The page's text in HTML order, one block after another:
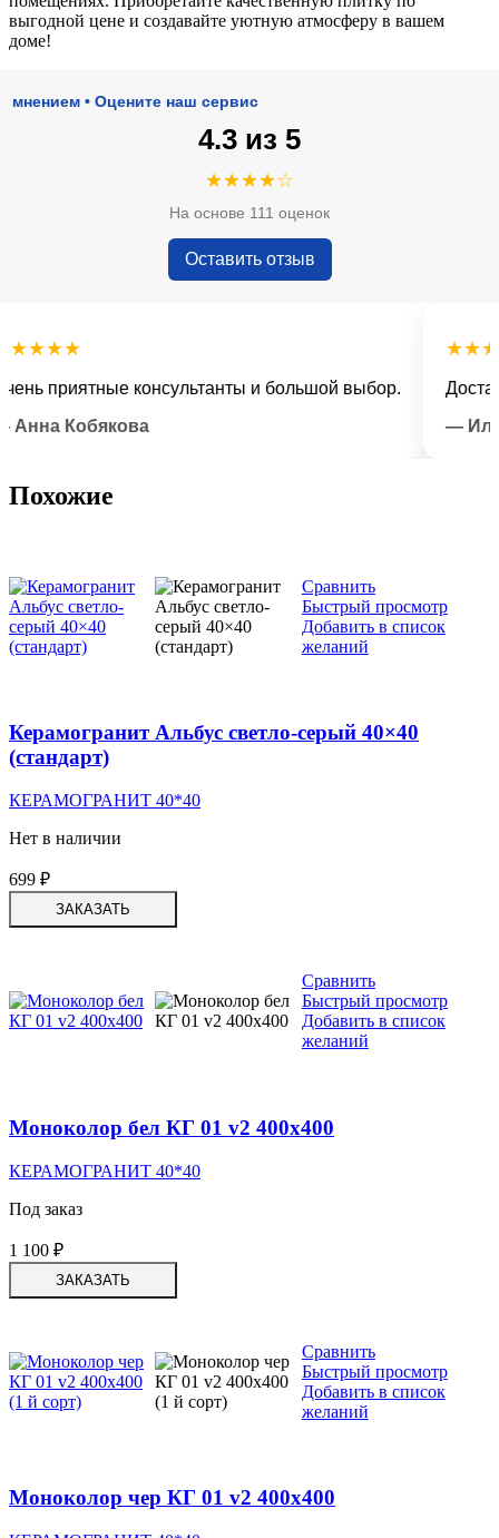
выгодной цене и создавайте уютную атмосферу в вашем
доме!
• Оцените наш сервис
4.3 из 5
★★★★☆
На основе 111 оценок
Оставить отзыв
приятные консультанты и большой выбор.
Кобякова
★★★★★
Доставка
— Илья
Похожие
Сравнить
Быстрый просмотр
Добавить в список
желаний
Керамогранит Альбус светло-серый 40×40
(стандарт)
КЕРАМОГРАНИТ 40*40
Нет в наличии
699 ₽
ЗАКАЗАТЬ
Сравнить
Быстрый просмотр
Добавить в список
желаний
Моноколор бел КГ 01 v2 400х400
КЕРАМОГРАНИТ 40*40
Под заказ
1 100 ₽
ЗАКАЗАТЬ
Сравнить
Быстрый просмотр
Добавить в список
желаний
Моноколор чер КГ 01 v2 400х400